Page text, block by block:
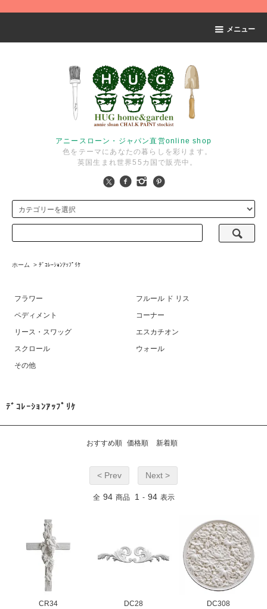
メニュー
アニースローン・ジャパン直営online shop
色をテーマにあなたの暮らしを彩ります。
英国生まれ世界55カ国で販売中。
ホーム > ﾃﾞｺﾚｰｼｮﾝｱｯﾌﾟﾘｹ
フラワー
フルール ド リス
ペディメント
コーナー
リース・スワッグ
エスカチオン
スクロール
ウォール
その他
ﾃﾞｺﾚｰｼｮﾝｱｯﾌﾟﾘｹ
おすすめ順 価格順 新着順
< Prev Next >
全 94 商品 1 - 94 表示
CR34
DC28
DC308